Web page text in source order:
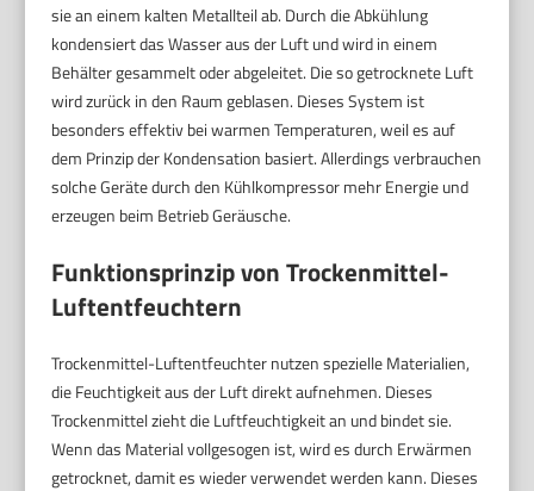
sie an einem kalten Metallteil ab. Durch die Abkühlung
kondensiert das Wasser aus der Luft und wird in einem
Behälter gesammelt oder abgeleitet. Die so getrocknete Luft
wird zurück in den Raum geblasen. Dieses System ist
besonders effektiv bei warmen Temperaturen, weil es auf
dem Prinzip der Kondensation basiert. Allerdings verbrauchen
solche Geräte durch den Kühlkompressor mehr Energie und
erzeugen beim Betrieb Geräusche.
Funktionsprinzip von Trockenmittel-
Luftentfeuchtern
Trockenmittel-Luftentfeuchter nutzen spezielle Materialien,
die Feuchtigkeit aus der Luft direkt aufnehmen. Dieses
Trockenmittel zieht die Luftfeuchtigkeit an und bindet sie.
Wenn das Material vollgesogen ist, wird es durch Erwärmen
getrocknet, damit es wieder verwendet werden kann. Dieses